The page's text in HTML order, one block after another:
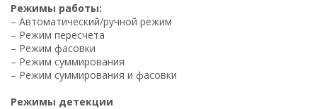
Режимы работы:
– Автоматический/ручной режим
– Режим пересчета
– Режим фасовки
– Режим суммирования
– Режим суммирования и фасовки
Режимы детекции